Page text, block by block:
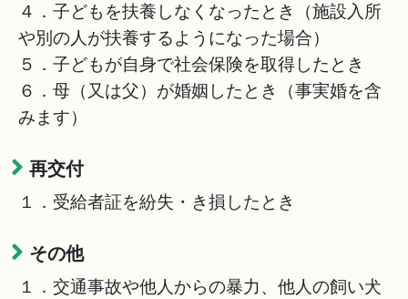
４．子どもを扶養しなくなったとき（施設入所
や別の人が扶養するようになった場合）
５．子どもが自身で社会保険を取得したとき
６．母（又は父）が婚姻したとき（事実婚を含
みます）
再交付
１．受給者証を紛失・き損したとき
その他
１．交通事故や他人からの暴力、他人の飼い犬